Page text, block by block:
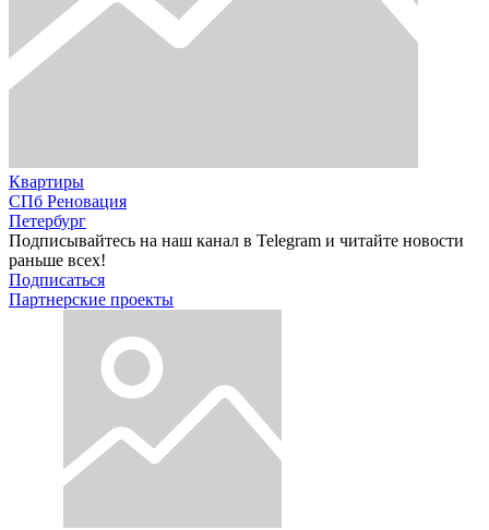
Квартиры
СПб Реновация
Петербург
Подписывайтесь на наш канал в Telegram и читайте новости
раньше всех!
Подписаться
Партнерские проекты